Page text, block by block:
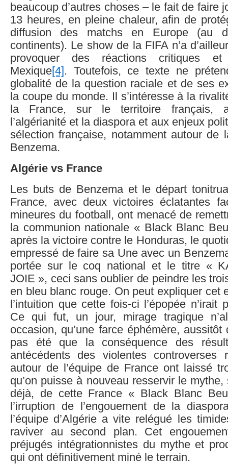
beaucoup d’autres choses – le fait de faire
13 heures, en pleine chaleur, afin de
diffusion des matchs en Europe (au
continents). Le show de la FIFA n’a
provoquer des réactions critiques et
Mexique[4] . Toutefois, ce texte ne
globalité de la question raciale et de ses
la coupe du monde. Il s’intéresse à la
la France, sur le territoire français,
l’algérianité et la diaspora et aux enjeux
sélection française, notamment autour de
Benzema.
Algérie vs France
Les buts de Benzema et le départ
France, avec deux victoires éclatantes
mineures du football, ont menacé de
la communion nationale « Black Blanc
après la victoire contre le Honduras, le
empressé de faire sa Une avec un
portée sur le coq national et le titre «
JOIE », ceci sans oublier de peindre les
en bleu blanc rouge. On peut expliquer cet
l’intuition que cette fois-ci l’épopée n’irait
Ce qui fut, un jour, mirage tragique
occasion, qu’une farce éphémère, aussitôt
pas été que la conséquence des
antécédents des violentes controverses
autour de l’équipe de France ont laissé
qu’on puisse à nouveau resservir le
déjà, de cette France « Black Blanc
l’irruption de l’engouement de la
l’équipe d’Algérie a vite relégué les
raviver au second plan. Cet
préjugés intégrationnistes du mythe et
qui ont définitivement miné le terrain.